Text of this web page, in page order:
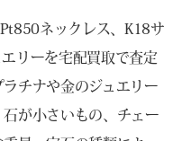
ネックレス、K18サ
リーを宅配買取で査定
チナや金のジュエリー
が小さいもの、チェー